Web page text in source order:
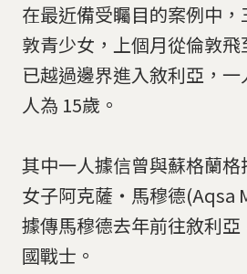
在最近備受矚目的案例中
敦青少女，上個月從倫敦
已越過邊界進入敘利亞，
人為 15歲。
其中一人據信曾與蘇格蘭
女子阿克薩‧馬穆德(Aqsa
據傳馬穆德去年前往敘利
國戰士。